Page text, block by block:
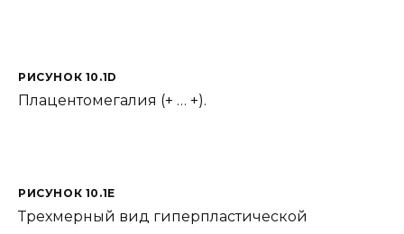
РИСУНОК 10.1D
Плацентомегалия (+ … +).
РИСУНОК 10.1E
Трехмерный вид гиперпластической